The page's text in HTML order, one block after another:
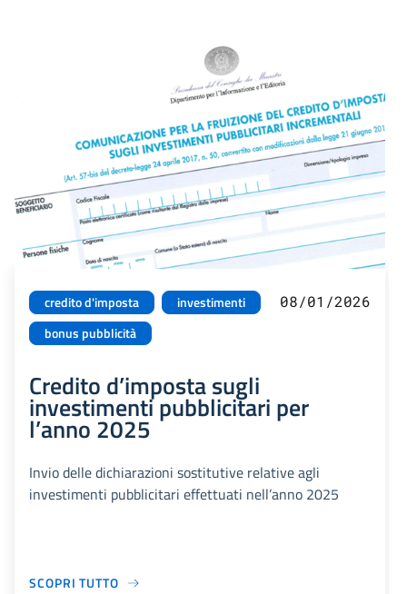
credito d'imposta
investimenti
bonus pubblicità
08/01/2026
Credito d’imposta sugli
investimenti pubblicitari per
l’anno 2025
Invio delle dichiarazioni sostitutive relative agli
investimenti pubblicitari effettuati nell’anno 2025
SCOPRI TUTTO